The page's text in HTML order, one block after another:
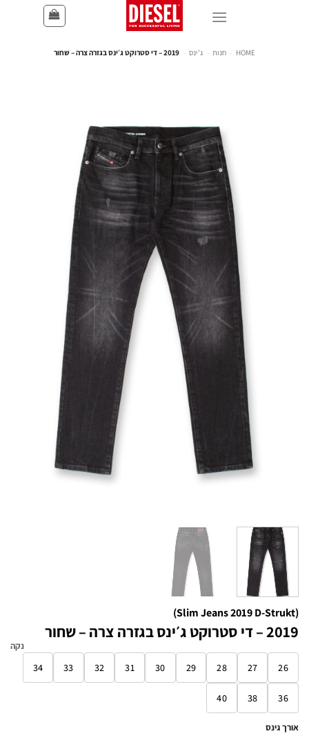
HOME
- חנות - ג'ינס - 2019 – די סטרוקט ג׳ינס בגזרה צרה – שחור
(Slim Jeans 2019 D-Strukt)
2019 – די סטרוקט ג׳ינס בגזרה צרה – שחור
26
27
28
29
30
31
32
33
34
36
38
40
אורך גינס
נקה